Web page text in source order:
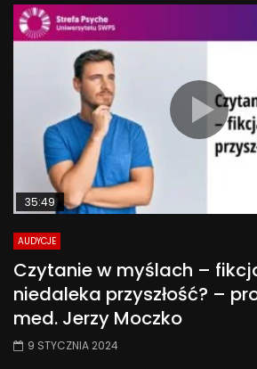
35:49
AUDYCJE
Czytanie w myślach –
niedaleka przyszłość? –
med. Jerzy Moczko
9 STYCZNIA 2024